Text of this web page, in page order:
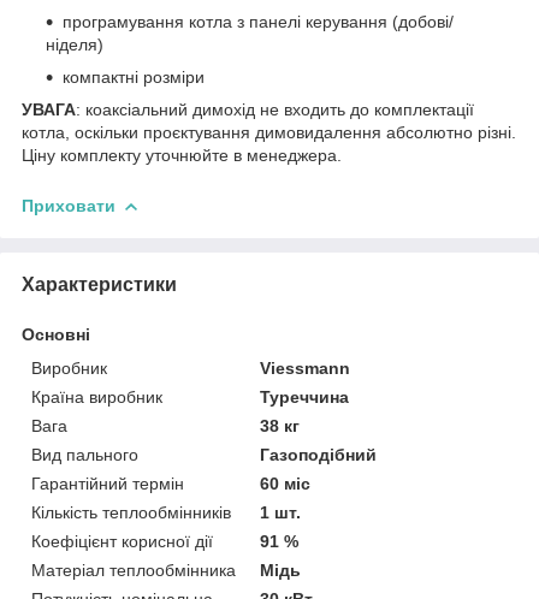
програмування котла з панелі керування (добові/
ніделя)
компактні розміри
УВАГА: коаксіальний димохід не входить до комплектації
котла, оскільки проєктування димовидалення абсолютно різні.
Ціну комплекту уточнюйте в менеджера.
Приховати
Характеристики
Основні
Виробник
Viessmann
Країна виробник
Туреччина
Вага
38 кг
Вид пального
Газоподібний
Гарантійний термін
60 міс
Кількість теплообмінників
1 шт.
Коефіцієнт корисної дії
91 %
Матеріал теплообмінника
Мідь